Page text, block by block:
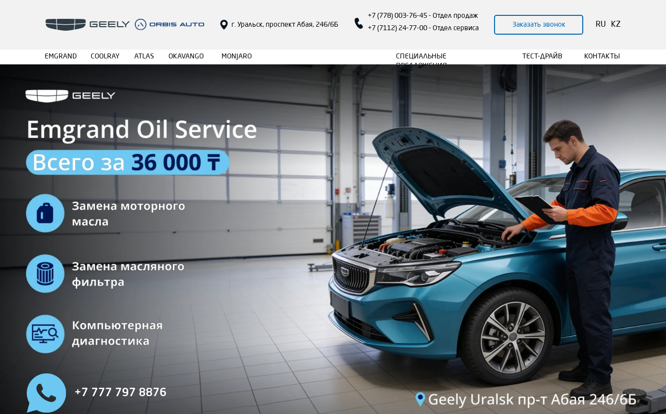
г. Уральск, проспект Абая, 246/6Б
+7 (778) 003-76-45 - Отдел продаж
Заказать звонок
RU KZ
+7 (7112) 24-77-00 - Отдел сервиса
COOLRAY
AZKARRA
СПЕЦИАЛЬНЫЕ
ПРЕДЛОЖЕНИЯ
MONJARO ТЕСТ-ДРАЙВ КОНТАКТЫ
EMGRAND ATLAS OKAVANGO